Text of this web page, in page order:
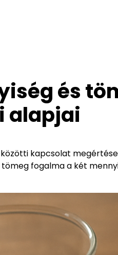
és
alapjai
kapcsolat
fogalma a két